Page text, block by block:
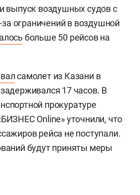
выпуск воздушных судов с
ограничений в воздушной
больше 50 рейсов на
самолет из Казани в
17 часов. В
прокуратуре
Online» уточнили, что
рейса не поступали.
будут приняты меры